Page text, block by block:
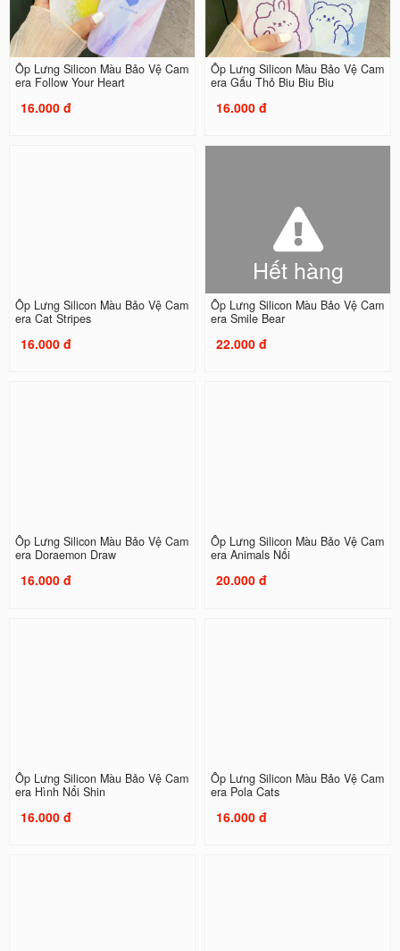
Ốp Lưng Silicon Màu Bảo Vệ Cam
era Follow Your Heart
16.000 đ
Ốp Lưng Silicon Màu Bảo Vệ Cam
era Gấu Thỏ Biu Biu Biu
16.000 đ
Ốp Lưng Silicon Màu Bảo Vệ Cam
era Cat Stripes
16.000 đ
Hết hàng
Ốp Lưng Silicon Màu Bảo Vệ Cam
era Smile Bear
22.000 đ
Ốp Lưng Silicon Màu Bảo Vệ Cam
era Doraemon Draw
16.000 đ
Ốp Lưng Silicon Màu Bảo Vệ Cam
era Animals Nổi
20.000 đ
Ốp Lưng Silicon Màu Bảo Vệ Cam
era Hình Nổi Shin
16.000 đ
Ốp Lưng Silicon Màu Bảo Vệ Cam
era Pola Cats
16.000 đ